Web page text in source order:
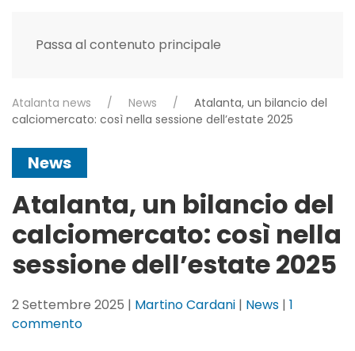
Passa al contenuto principale
Atalanta news News
Atalanta, un bilancio del
calciomercato: così nella sessione dell’estate 2025
News
Atalanta, un bilancio del
calciomercato: così nella
sessione dell’estate 2025
2 Settembre 2025 | Martino Cardani | News | 1
commentosu